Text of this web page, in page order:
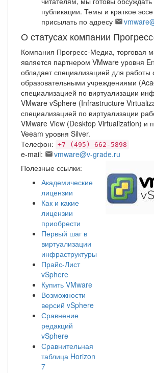
публикации. Темы и краткое
присылать по адресу
О статусах компании
Компания Прогресс-Медиа, торговая
является партнером VMware уровня
обладает специализацией для работы
образовательными учреждениями
специализацией по виртуализации
VMware vSphere (Infrastructure
специализацией по виртуализации
VMware View (Desktop Virtualization) и
Veeam уровня Silver.
Телефон: +7 (495) 662-5898
e-mail:
vmware@v-grade.ru
Полезные ссылки:
Академические
лицензии
Как и какие
лицензии
приобрести
Первый шаг в
виртуализации
инфраструктуры
Прайс-Лист
vSphere
Купить VMware
Возможности
версий vSphere
Сравнение
редакций
vSphere
Сравнительная
таблица Horizon
7